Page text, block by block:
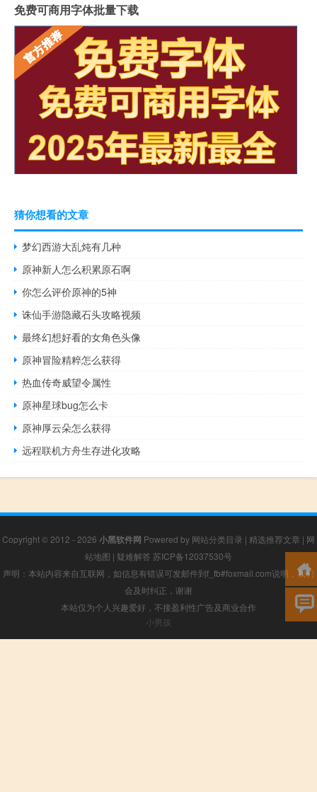
免费可商用字体批量下载
猜你想看的文章
梦幻西游大乱炖有几种
原神新人怎么积累原石啊
你怎么评价原神的5神
诛仙手游隐藏石头攻略视频
最终幻想好看的女角色头像
原神冒险精粹怎么获得
热血传奇威望令属性
原神星球bug怎么卡
原神厚云朵怎么获得
远程联机方舟生存进化攻略
Copyright © 2012 - 2026 小黑软件网 Powered by 网站分类目录 | 精选推荐文章 | 网
站地图 | 疑难解答 苏ICP备12037530号
声明：本站内容来自互联网，如信息有错误可发邮件到f_fb#foxmail.com说明，我们
会及时纠正，谢谢
本站仅为个人兴趣爱好，不接盈利性广告及商业合作
小男孩